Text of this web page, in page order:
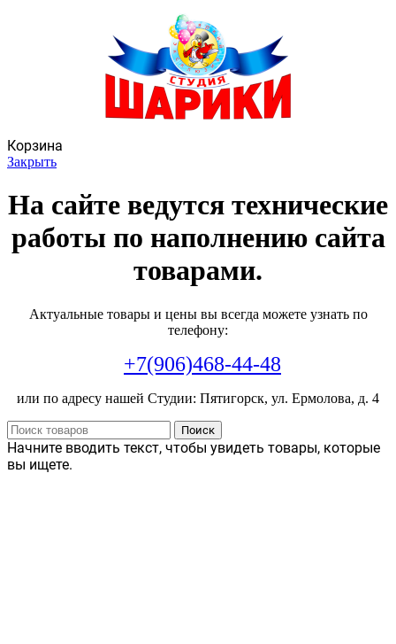
Корзина
Закрыть
На сайте ведутся технические
работы по наполнению сайта
товарами.
Актуальные товары и цены вы всегда можете узнать по
телефону:
+7(906)468-44-48
или по адресу нашей Студии: Пятигорск, ул. Ермолова, д. 4
Поиск
Начните вводить текст, чтобы увидеть товары, которые
вы ищете.